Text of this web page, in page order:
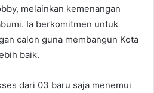
melainkan kemenangan
Ia berkomitmen untuk
calon guna membangun Kota
baik.
dari 03 baru saja menemui